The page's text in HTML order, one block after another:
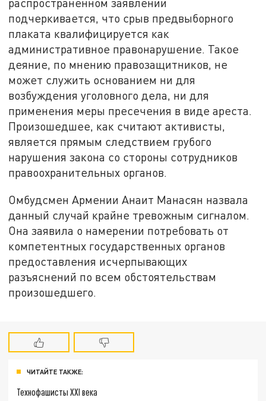
подчеркивается, что срыв предвыборного
плаката квалифицируется как
административное правонарушение. Такое
деяние, по мнению правозащитников, не
может служить основанием ни для
возбуждения уголовного дела, ни для
применения меры пресечения в виде ареста.
Произошедшее, как считают активисты,
является прямым следствием грубого
нарушения закона со стороны сотрудников
правоохранительных органов.
Омбудсмен Армении Анаит Манасян назвала
данный случай крайне тревожным сигналом.
Она заявила о намерении потребовать от
компетентных государственных органов
предоставления исчерпывающих
разъяснений по всем обстоятельствам
произошедшего.
ЧИТАЙТЕ ТАКЖЕ:
Технофашисты XXI века